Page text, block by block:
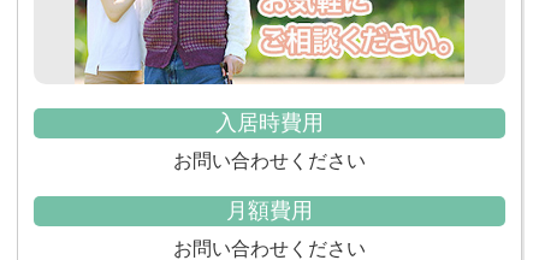
入居時費用
お問い合わせください
月額費用
お問い合わせください